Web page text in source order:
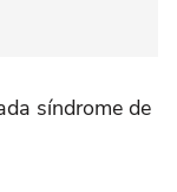
síndrome de